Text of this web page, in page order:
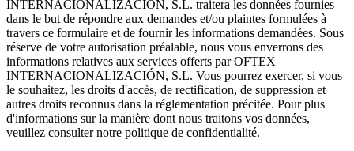
INTERNACIONALIZACIÓN, S.L. traitera les données fournies
dans le but de répondre aux demandes et/ou plaintes formulées à
travers ce formulaire et de fournir les informations demandées. Sous
réserve de votre autorisation préalable, nous vous enverrons des
informations relatives aux services offerts par OFTEX
INTERNACIONALIZACIÓN, S.L. Vous pourrez exercer, si vous
le souhaitez, les droits d'accès, de rectification, de suppression et
autres droits reconnus dans la réglementation précitée. Pour plus
d'informations sur la manière dont nous traitons vos données,
veuillez consulter notre politique de confidentialité.